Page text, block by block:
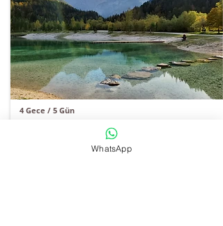
4 Gece / 5 Gün
Slovenya Alpleri Yürüyüş Turu
Turu incele
€
WhatsApp